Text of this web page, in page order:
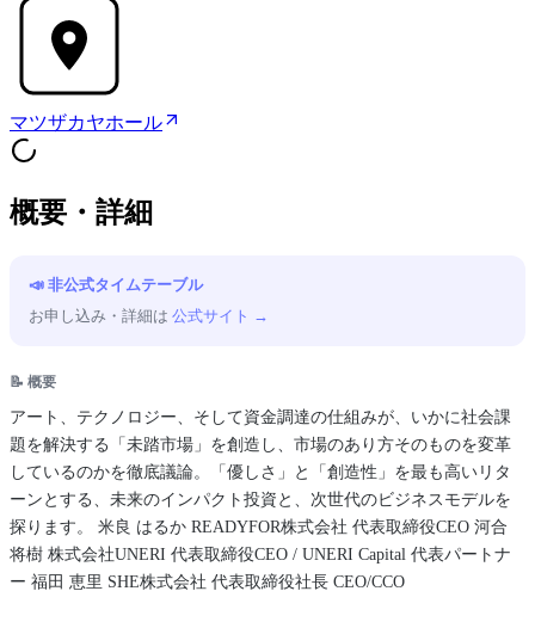
マツザカヤホール
概要・詳細
📣 非公式タイムテーブル
お申し込み・詳細は 公式サイト →
📝 概要
アート、テクノロジー、そして資金調達の仕組みが、いかに社会課
題を解決する「未踏市場」を創造し、市場のあり方そのものを変革
しているのかを徹底議論。「優しさ」と「創造性」を最も高いリタ
ーンとする、未来のインパクト投資と、次世代のビジネスモデルを
探ります。 米良 はるか READYFOR株式会社 代表取締役CEO 河合
将樹 株式会社UNERI 代表取締役CEO / UNERI Capital 代表パートナ
ー 福田 恵里 SHE株式会社 代表取締役社長 CEO/CCO